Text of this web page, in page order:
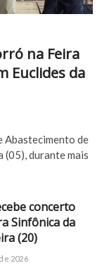
na Feira
Euclides da
Abastecimento de
(05), durante mais
concerto
Sinfônica da
(20)
2026